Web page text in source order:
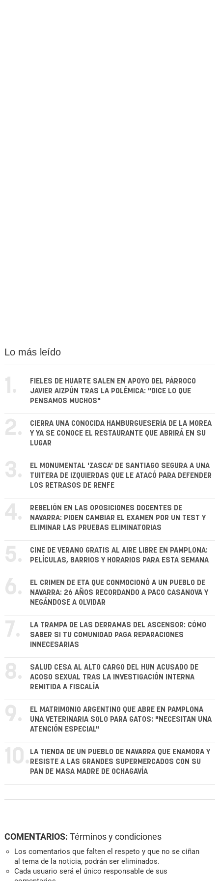
Lo más leído
1.
FIELES DE HUARTE SALEN EN APOYO DEL PÁRROCO
JAVIER AIZPÚN TRAS LA POLÉMICA: "DICE LO QUE
PENSAMOS MUCHOS"
2.
CIERRA UNA CONOCIDA HAMBURGUESERÍA DE LA MOREA
Y YA SE CONOCE EL RESTAURANTE QUE ABRIRÁ EN SU
LUGAR
3.
EL MONUMENTAL 'ZASCA' DE SANTIAGO SEGURA A UNA
TUITERA DE IZQUIERDAS QUE LE ATACÓ PARA DEFENDER
LOS RETRASOS DE RENFE
4.
REBELIÓN EN LAS OPOSICIONES DOCENTES DE
NAVARRA: PIDEN CAMBIAR EL EXAMEN POR UN TEST Y
ELIMINAR LAS PRUEBAS ELIMINATORIAS
5.
CINE DE VERANO GRATIS AL AIRE LIBRE EN PAMPLONA:
PELÍCULAS, BARRIOS Y HORARIOS PARA ESTA SEMANA
6.
EL CRIMEN DE ETA QUE CONMOCIONÓ A UN PUEBLO DE
NAVARRA: 26 AÑOS RECORDANDO A PACO CASANOVA Y
NEGÁNDOSE A OLVIDAR
7.
LA TRAMPA DE LAS DERRAMAS DEL ASCENSOR: CÓMO
SABER SI TU COMUNIDAD PAGA REPARACIONES
INNECESARIAS
8.
SALUD CESA AL ALTO CARGO DEL HUN ACUSADO DE
ACOSO SEXUAL TRAS LA INVESTIGACIÓN INTERNA
REMITIDA A FISCALÍA
9.
EL MATRIMONIO ARGENTINO QUE ABRE EN PAMPLONA
UNA VETERINARIA SOLO PARA GATOS: "NECESITAN UNA
ATENCIÓN ESPECIAL"
10. LA TIENDA DE UN PUEBLO DE NAVARRA QUE ENAMORA Y
RESISTE A LAS GRANDES SUPERMERCADOS CON SU
PAN DE MASA MADRE DE OCHAGAVÍA
COMENTARIOS: Términos y condiciones
Los comentarios que falten el respeto y que no se ciñan
al tema de la noticia, podrán ser eliminados.
Cada usuario será el único responsable de sus